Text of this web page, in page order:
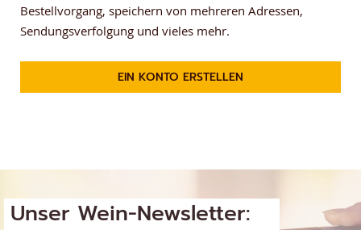
Bestellvorgang, speichern von mehreren Adressen,
Sendungsverfolgung und vieles mehr.
EIN KONTO ERSTELLEN
Unser Wein-Newsletter: